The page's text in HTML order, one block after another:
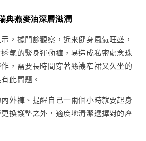
典燕麥油深層滋潤
，據門診觀察，近來健身風氣旺盛，
氣的緊身運動褲，易造成私密處念珠
，需要長時間穿著絲襪窄裙又久坐的
此問題。
外褲、提醒自己一兩個小時就要起身
更換護墊之外，適度地清潔選擇對的產